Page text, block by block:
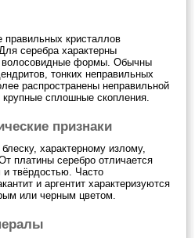
кристаллов
серебра характерны
волосовидные формы. Обычны
тонких неправильных
распространены неправильной
сплошные скопления.
признаки
характерному излому,
платины серебро отличается
твёрдостью. Часто
и аргентит характеризуются
или черным цветом.